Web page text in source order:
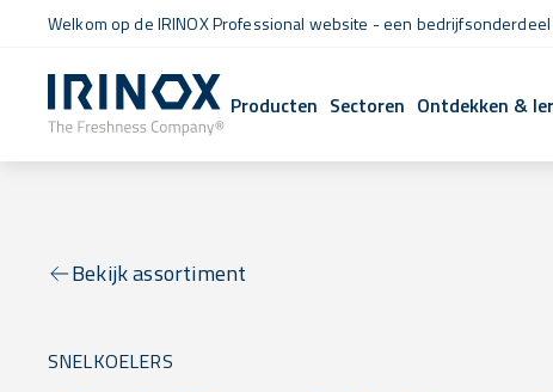
Welkom op de IRINOX Professional website - een bedrijfsonderdeel
Producten Sectoren Ontdekken &
Bekijk assortiment
SNELKOELERS